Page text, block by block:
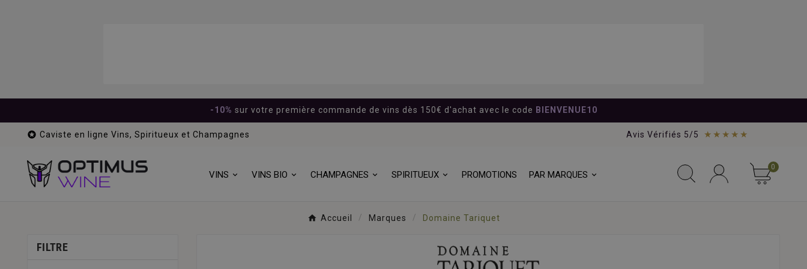
-10% sur votre première commande de vins dès 150€ d'achat avec le code BIENVENUE10
 Caviste en ligne Vins, Spiritueux et Champagnes Avis Vérifiés 5/5 ★★★★★
VINS VINS BIO CHAMPAGNES SPIRITUEUX PROMOTIONS PAR MARQUES
0
Accueil Marques Domaine Tariquet
FILTRE